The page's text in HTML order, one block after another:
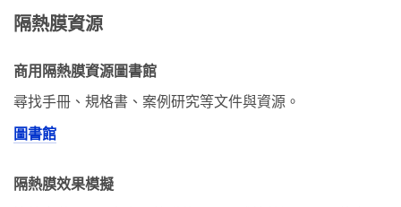
隔熱膜資源
商用隔熱膜資源圖書館
尋找手冊、規格書、案例研究等文件與資源。
圖書館
隔熱膜效果模擬